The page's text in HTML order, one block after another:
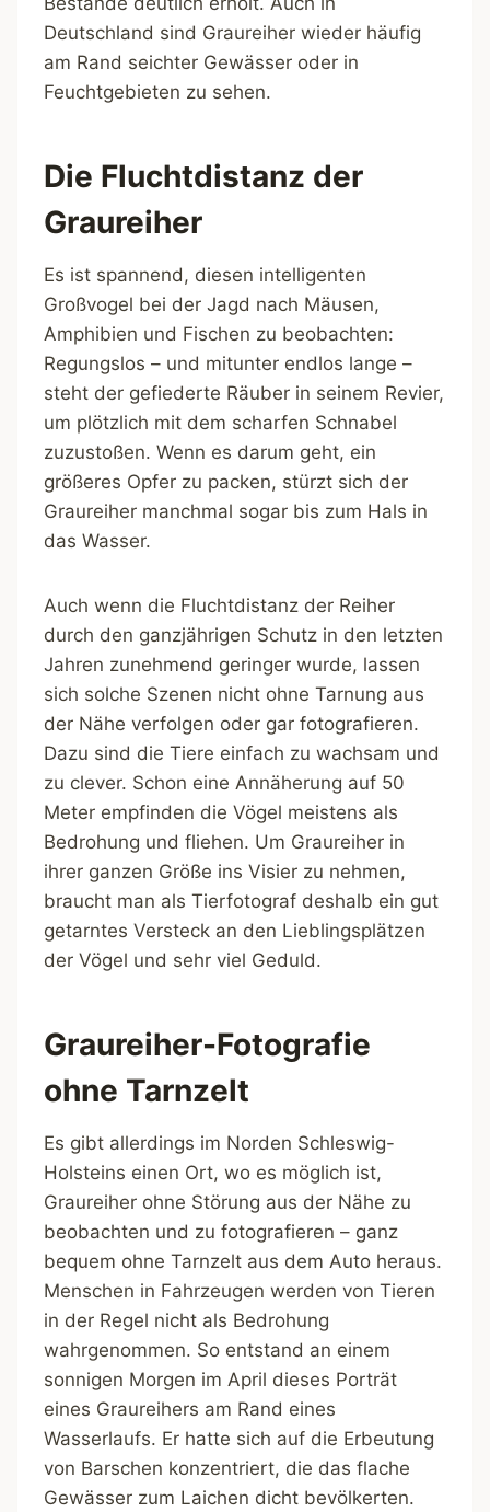
Deutschland sind Graureiher wieder häufig
am Rand seichter Gewässer oder in
Feuchtgebieten zu sehen.
Die Fluchtdistanz der
Graureiher
Es ist spannend, diesen intelligenten
Großvogel bei der Jagd nach Mäusen,
Amphibien und Fischen zu beobachten:
Regungslos – und mitunter endlos lange –
steht der gefiederte Räuber in seinem Revier,
um plötzlich mit dem scharfen Schnabel
zuzustoßen. Wenn es darum geht, ein
größeres Opfer zu packen, stürzt sich der
Graureiher manchmal sogar bis zum Hals in
das Wasser.
Auch wenn die Fluchtdistanz der Reiher
durch den ganzjährigen Schutz in den letzten
Jahren zunehmend geringer wurde, lassen
sich solche Szenen nicht ohne Tarnung aus
der Nähe verfolgen oder gar fotografieren.
Dazu sind die Tiere einfach zu wachsam und
zu clever. Schon eine Annäherung auf 50
Meter empfinden die Vögel meistens als
Bedrohung und fliehen. Um Graureiher in
ihrer ganzen Größe ins Visier zu nehmen,
braucht man als Tierfotograf deshalb ein gut
getarntes Versteck an den Lieblingsplätzen
der Vögel und sehr viel Geduld.
Graureiher-Fotografie
ohne Tarnzelt
Es gibt allerdings im Norden Schleswig-
Holsteins einen Ort, wo es möglich ist,
Graureiher ohne Störung aus der Nähe zu
beobachten und zu fotografieren – ganz
bequem ohne Tarnzelt aus dem Auto heraus.
Menschen in Fahrzeugen werden von Tieren
in der Regel nicht als Bedrohung
wahrgenommen. So entstand an einem
sonnigen Morgen im April dieses Porträt
eines Graureihers am Rand eines
Wasserlaufs. Er hatte sich auf die Erbeutung
von Barschen konzentriert, die das flache
Gewässer zum Laichen dicht bevölkerten.